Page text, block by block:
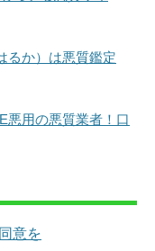
るか）は悪質鑑定
悪用の悪質業者！口
意を